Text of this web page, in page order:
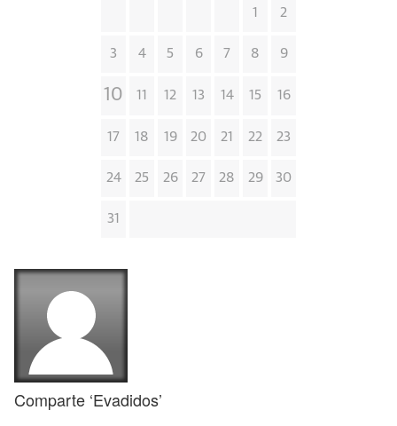
1 2
3 4 5 6 7 8 9
10 11 12 13 14 15 16
17 18 19 20 21 22 23
24 25 26 27 28 29 30
31
Comparte ‘Evadidos’